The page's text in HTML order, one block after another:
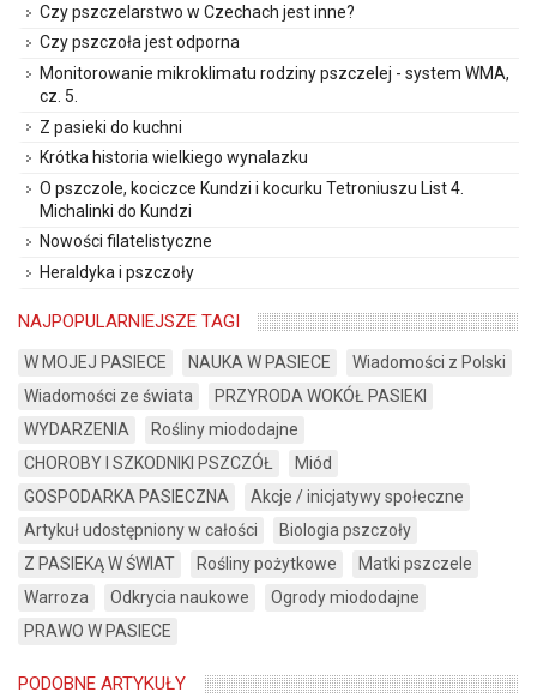
Czy pszczelarstwo w Czechach jest inne?
Czy pszczoła jest odporna
Monitorowanie mikroklimatu rodziny pszczelej - system WMA,
cz. 5.
Z pasieki do kuchni
Krótka historia wielkiego wynalazku
O pszczole, kociczce Kundzi i kocurku Tetroniuszu List 4.
Michalinki do Kundzi
Nowości filatelistyczne
Heraldyka i pszczoły
NAJPOPULARNIEJSZE TAGI
W MOJEJ PASIECE NAUKA W PASIECE
Wiadomości z Polski
Wiadomości ze świata
PRZYRODA WOKÓŁ PASIEKI
WYDARZENIA
Rośliny miododajne
CHOROBY I SZKODNIKI PSZCZÓŁ
Miód
GOSPODARKA PASIECZNA
Akcje / inicjatywy społeczne
Artykuł udostępniony w całości
Biologia pszczoły
Z PASIEKĄ W ŚWIAT
Rośliny pożytkowe
Matki pszczele
Warroza
Odkrycia naukowe
Ogrody miododajne
PRAWO W PASIECE
PODOBNE ARTYKUŁY